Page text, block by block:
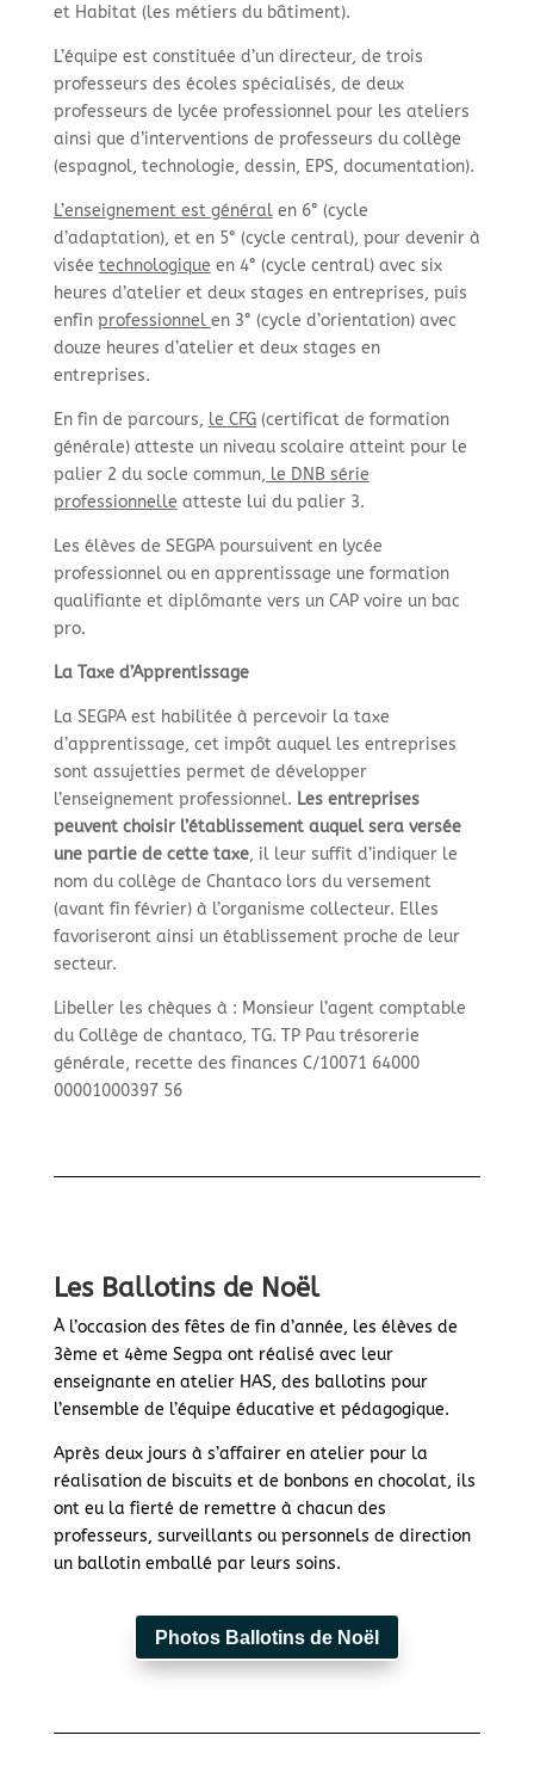
et Habitat (les métiers du bâtiment).
L’équipe est constituée d’un directeur, de trois
professeurs des écoles spécialisés, de deux
professeurs de lycée professionnel pour les ateliers
ainsi que d’interventions de professeurs du collège
(espagnol, technologie, dessin, EPS, documentation).
L’enseignement est généralen 6° (cycle
d’adaptation), et en 5° (cycle central), pour devenir à
visée technologique en 4° (cycle central) avec six
heures d’atelier et deux stages en entreprises, puis
enfin professionnel en 3° (cycle d’orientation) avec
douze heures d’atelier et deux stages en
entreprises.
En fin de parcours, le CFG(certificat de formation
générale) atteste un niveau scolaire atteint pour le
palier 2 du socle commun, le DNB série
professionnelle atteste lui du palier 3.
Les élèves de SEGPA poursuivent en lycée
professionnel ou en apprentissage une formation
qualifiante et diplômante vers un CAP voire un bac
pro.
La Taxe d’Apprentissage
La SEGPA est habilitée à percevoir la taxe
d’apprentissage, cet impôt auquel les entreprises
sont assujetties permet de développer
l’enseignement professionnel. Les entreprises
peuvent choisir l’établissement auquel sera versée
une partie de cette taxe, il leur suffit d’indiquer le
nom du collège de Chantaco lors du versement
(avant fin février) à l’organisme collecteur. Elles
favoriseront ainsi un établissement proche de leur
secteur.
Libeller les chèques à : Monsieur l’agent comptable
du Collège de chantaco, TG. TP Pau trésorerie
générale, recette des finances C/10071 64000
00001000397 56
Les Ballotins de Noël
À l’occasion des fêtes de fin d’année, les élèves de
3ème et 4ème Segpa ont réalisé avec leur
enseignante en atelier HAS, des ballotins pour
l’ensemble de l’équipe éducative et pédagogique.
Après deux jours à s’affairer en atelier pour la
réalisation de biscuits et de bonbons en chocolat, ils
ont eu la fierté de remettre à chacun des
professeurs, surveillants ou personnels de direction
un ballotin emballé par leurs soins.
Photos Ballotins de Noël